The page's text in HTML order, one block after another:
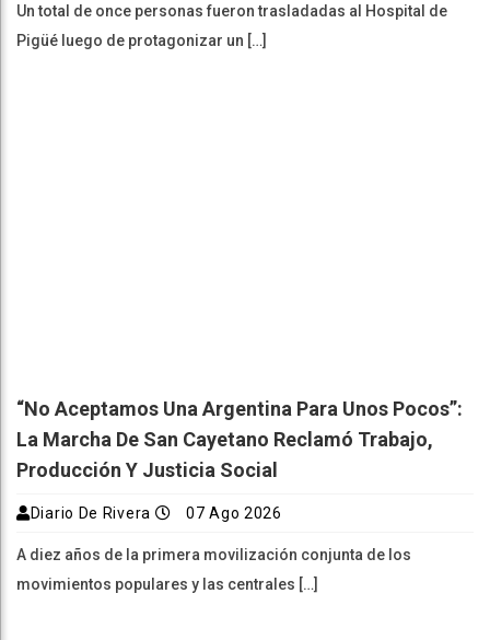
Un total de once personas fueron trasladadas al Hospital de
Pigüé luego de protagonizar un […]
“No Aceptamos Una Argentina Para Unos Pocos”:
La Marcha De San Cayetano Reclamó Trabajo,
Producción Y Justicia Social
Diario De Rivera 07 Ago 2026
A diez años de la primera movilización conjunta de los
movimientos populares y las centrales […]